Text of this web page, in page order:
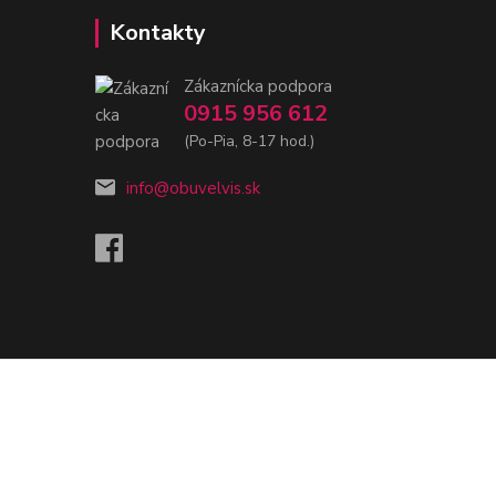
Kontakty
Zákaznícka podpora
0915 956 612
(Po-Pia, 8-17 hod.)
info@obuvelvis.sk